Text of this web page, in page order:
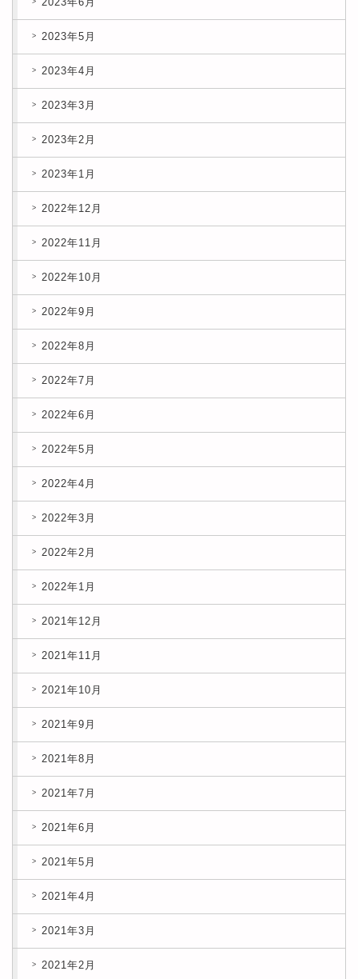
2023年5月
2023年4月
2023年3月
2023年2月
2023年1月
2022年12月
2022年11月
2022年10月
2022年9月
2022年8月
2022年7月
2022年6月
2022年5月
2022年4月
2022年3月
2022年2月
2022年1月
2021年12月
2021年11月
2021年10月
2021年9月
2021年8月
2021年7月
2021年6月
2021年5月
2021年4月
2021年3月
2021年2月